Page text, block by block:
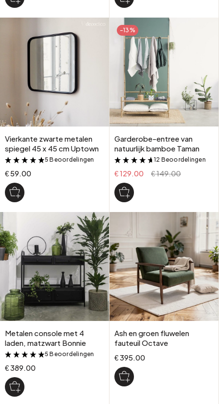
Vierkante zwarte metalen
spiegel 45 x 45 cm Uptown
&
5 Beoordelingen
€ 59.00
-13%
Garderobe-entree van
natuurlijk bamboe Taman
&
12 Beoordelingen
€ 129.00 € 149.00
Metalen console met 4
laden, matzwart Bonnie
&
5 Beoordelingen
€ 389.00
Ash en groen fluwelen
fauteuil Octave
€ 395.00